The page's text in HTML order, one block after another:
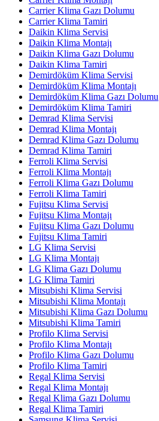
Carrier Klima Gazı Dolumu
Carrier Klima Tamiri
Daikin Klima Servisi
Daikin Klima Montajı
Daikin Klima Gazı Dolumu
Daikin Klima Tamiri
Demirdöküm Klima Servisi
Demirdöküm Klima Montajı
Demirdöküm Klima Gazı Dolumu
Demirdöküm Klima Tamiri
Demrad Klima Servisi
Demrad Klima Montajı
Demrad Klima Gazı Dolumu
Demrad Klima Tamiri
Ferroli Klima Servisi
Ferroli Klima Montajı
Ferroli Klima Gazı Dolumu
Ferroli Klima Tamiri
Fujitsu Klima Servisi
Fujitsu Klima Montajı
Fujitsu Klima Gazı Dolumu
Fujitsu Klima Tamiri
LG Klima Servisi
LG Klima Montajı
LG Klima Gazı Dolumu
LG Klima Tamiri
Mitsubishi Klima Servisi
Mitsubishi Klima Montajı
Mitsubishi Klima Gazı Dolumu
Mitsubishi Klima Tamiri
Profilo Klima Servisi
Profilo Klima Montajı
Profilo Klima Gazı Dolumu
Profilo Klima Tamiri
Regal Klima Servisi
Regal Klima Montajı
Regal Klima Gazı Dolumu
Regal Klima Tamiri